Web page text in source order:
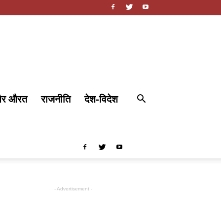
औरत राजनीति
देश-विदेश
- Advertisement -